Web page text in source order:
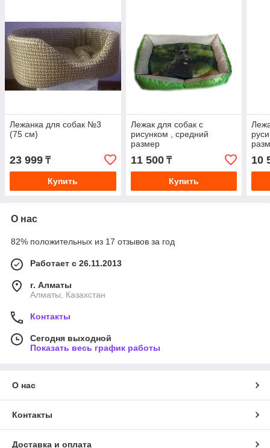
Лежанка для собак №3
(75 см)
23 999 ₸
Купить
Лежак для собак с
рисунком , средний
размер
11 500₸
Купить
10
О нас
82% положительных из 17 отзывов за год
Работает с 26.11.2013
г. Алматы
Алматы, Казахстан
Контакты
Сегодня выходной
Показать весь график работы
О нас
Контакты
Доставка и оплата